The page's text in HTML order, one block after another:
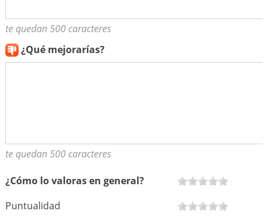
te quedan 500 caracteres
¿Qué mejorarías?
te quedan 500 caracteres
¿Cómo lo valoras en general?
Puntualidad